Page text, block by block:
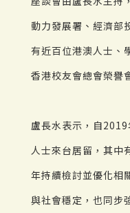
動力發展署、經濟部
有近百位港澳人士、
香港校友會總會榮譽
盧長水表示，自
人士來台居留，其中
年持續檢討並優化相
與社會穩定，也同步